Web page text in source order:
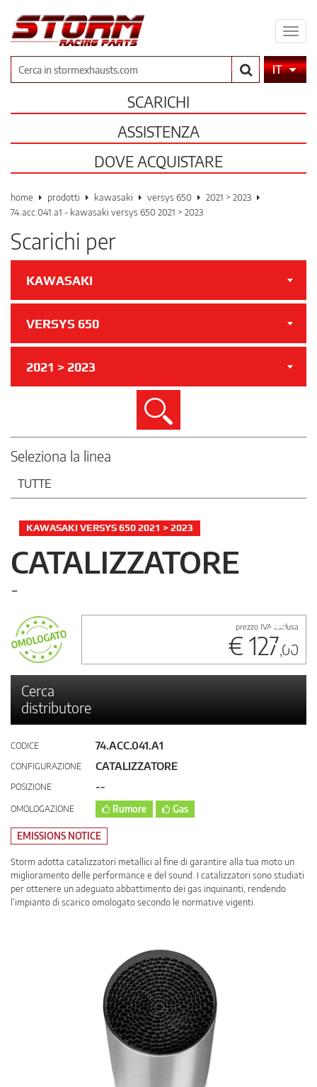
il
CercaIT
SCARICHI
ASSISTENZA
DOVE ACQUISTARE
home prodotti kawasaki versys 650
2021 > 2023
74.acc.041.a1 - kawasaki versys 650 2021 > 2023
Scarichi per
KAWASAKI
VERSYS 650
2021 > 2023
Cerca
Seleziona la linea
TUTTE
KAWASAKI VERSYS 650 2021 > 2023
CATALIZZATORE
-
prezzo IVA esclusa
€ 127,00
Cerca
distributore
CODICE 74.ACC.041.A1
CONFIGURAZIONE CATALIZZATORE
POSIZIONE --
OMOLOGAZIONE Rumore Gas
EMISSIONS NOTICE
Storm adotta catalizzatori metallici al fine di garantire alla tua moto un
miglioramento delle performance e del sound. I catalizzatori sono studiati
per ottenere un adeguato abbattimento dei gas inquinanti, rendendo
l’impianto di scarico omologato secondo le normative vigenti.